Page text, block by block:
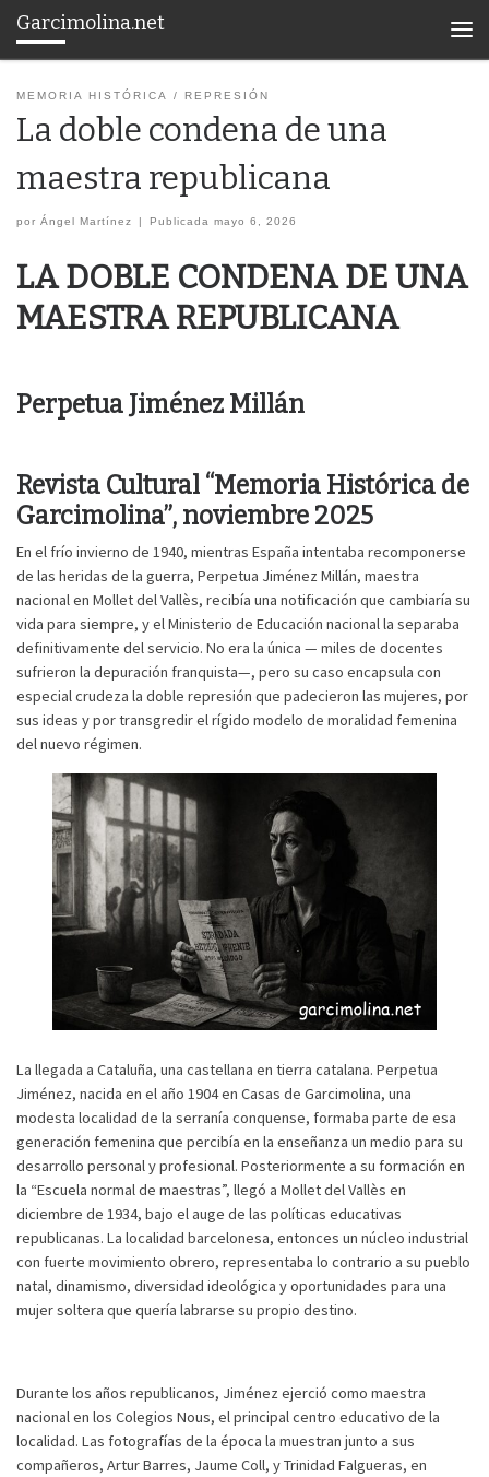
Saltar al contenido
Garcimolina.net
MEMORIA HISTÓRICA REPRESIÓN
La doble condena de una
maestra republicana
por Ángel Martínez | Publicadamayo 6, 2026
LA DOBLE CONDENADE UNA
MAESTRA REPUBLICANA
Perpetua Jiménez Millán
Revista Cultural “Memoria Histórica de
Garcimolina”, noviembre 2025
En el frío invierno de 1940, mientras España intentaba recomponerse
de las heridas de la guerra, Perpetua Jiménez Millán, maestra
nacional en Mollet del Vallès, recibía una notificación que cambiaría su
vida para siempre, y el Ministerio de Educación nacional la separaba
definitivamente del servicio. No era la única — miles de docentes
sufrieron la depuración franquista—, pero su caso encapsula con
especial crudeza la doble represión que padecieron las mujeres, por
sus ideas y por transgredir el rígido modelo de moralidad femenina
del nuevo régimen.
La llegada a Cataluña, una castellana en tierra catalana. Perpetua
Jiménez, nacida en el año 1904 en Casas de Garcimolina, una
modesta localidad de la serranía conquense, formaba parte de esa
generación femenina que percibía en la enseñanza un medio para su
desarrollo personal y profesional. Posteriormente a su formación en
la “Escuela normal de maestras”, llegó a Mollet del Vallès en
diciembre de 1934, bajo el auge de las políticas educativas
republicanas. La localidad barcelonesa, entonces un núcleo industrial
con fuerte movimiento obrero, representaba lo contrario a su pueblo
natal, dinamismo, diversidad ideológica y oportunidades para una
mujer soltera que quería labrarse su propio destino.
Durante los años republicanos, Jiménez ejerció como maestra
nacional en los Colegios Nous, el principal centro educativo de la
localidad. Las fotografías de la época la muestran junto a sus
compañeros, Artur Barres, Jaume Coll, y Trinidad Falgueras, en